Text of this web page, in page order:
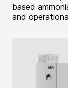
based
and